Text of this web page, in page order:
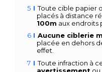
Toute cible papier
placés à distance
100m aux endroits
Aucune ciblerie
placée en dehors
effet.
Toute infraction à